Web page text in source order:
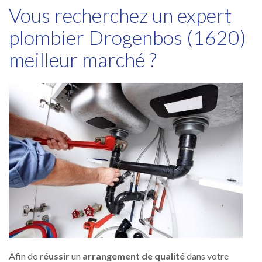
Vous recherchez un expert
plombier Drogenbos (1620)
meilleur marché ?
Afin de réussirun arrangement de qualitédans votre